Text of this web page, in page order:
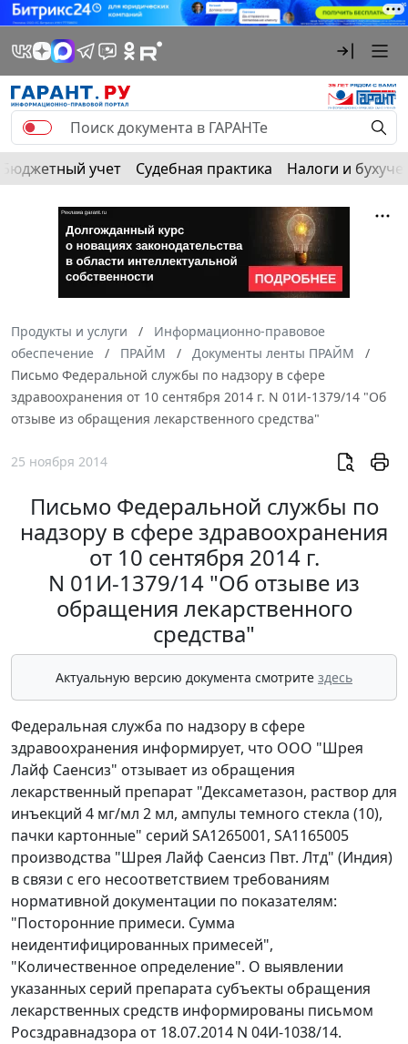
Бюджетный учет Судебная практика Налоги и
Продукты и услуги
Информационно-правовое
обеспечение
ПРАЙМ
Документы ленты ПРАЙМ
Письмо Федеральной службы по надзору в сфере
здравоохранения от 10 сентября 2014 г. N 01И-1379/14 "Об
отзыве из обращения лекарственного средства"
25 ноября 2014
Письмо Федеральной службы по
надзору в сфере здравоохранения
от 10 сентября 2014 г.
N 01И-1379/14 "Об отзыве из
обращения лекарственного
средства"
Актуальную версию документа смотрите здесь
Федеральная служба по надзору в сфере
здравоохранения информирует, что ООО "Шрея
Лайф Саенсиз" отзывает из обращения
лекарственный препарат "Дексаметазон, раствор для
инъекций 4 мг/мл 2 мл, ампулы темного стекла (10),
пачки картонные" серий SA1265001, SA1165005
производства "Шрея Лайф Саенсиз Пвт. Лтд" (Индия)
в связи с его несоответствием требованиям
нормативной документации по показателям:
"Посторонние примеси. Сумма
неидентифицированных примесей",
"Количественное определение". О выявлении
указанных серий препарата субъекты обращения
лекарственных средств информированы письмом
Росздравнадзора от 18.07.2014 N 04И-1038/14.